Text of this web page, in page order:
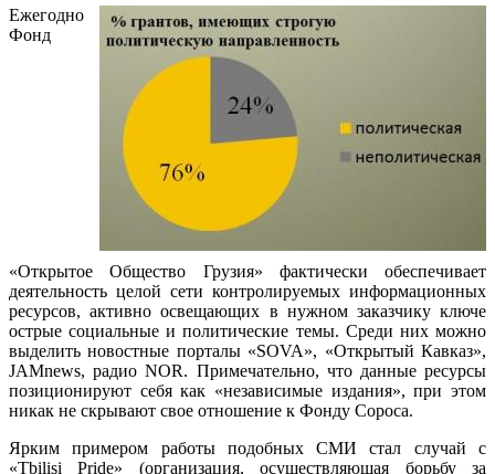
Ежегодно
Фонд
«Открытое Общество Грузия» фактически обеспечивает
деятельность целой сети контролируемых информационных
ресурсов, активно освещающих в нужном заказчику ключе
острые социальные и политические темы. Среди них можно
выделить новостные порталы «SOVA», «Открытый Кавказ»,
JAMnews, радио NOR. Примечательно, что данные ресурсы
позиционируют себя как «независимые издания», при этом
никак не скрывают свое отношение к Фонду Сороса.
Ярким примером работы подобных СМИ стал случай с
«Tbilisi Pride» (организация, осуществляющая борьбу за